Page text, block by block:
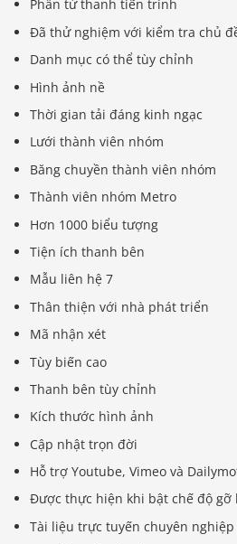
Phần tử thanh tiến trình
Đã thử nghiệm với kiểm tra chủ
Danh mục có thể tùy chỉnh
Hình ảnh nề
Thời gian tải đáng kinh ngạc
Lưới thành viên nhóm
Băng chuyền thành viên nhóm
Thành viên nhóm Metro
Hơn 1000 biểu tượng
Tiện ích thanh bên
Mẫu liên hệ 7
Thân thiện với nhà phát triển
Mã nhận xét
Tùy biến cao
Thanh bên tùy chỉnh
Kích thước hình ảnh
Cập nhật trọn đời
Hỗ trợ Youtube, Vimeo và
Được thực hiện khi bật chế độ gỡ
Tài liệu trực tuyến chuyên nghiệp